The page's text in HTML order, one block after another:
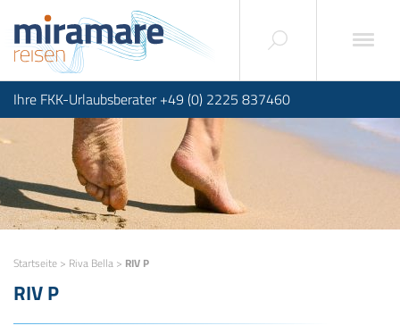
Ihre FKK-Urlaubsberater +49 (0) 2225 837460
Startseite > Riva Bella > RIV P
RIV P